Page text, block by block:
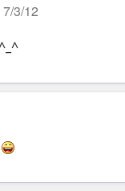
7/3/12